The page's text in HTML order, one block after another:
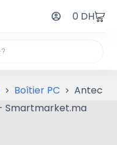
0 DH
Boîtier PC Antec